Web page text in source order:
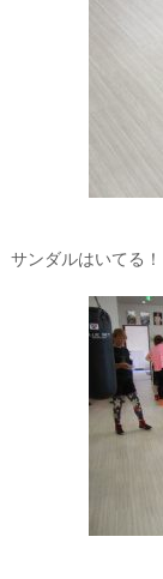
サンダルはいてる！